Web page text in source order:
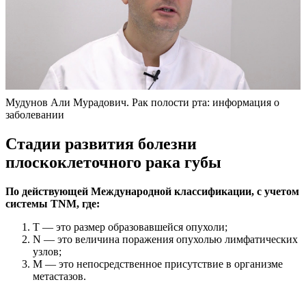
Мудунов Али Мурадович. Рак полости рта: информация о
заболевании
Стадии развития болезни
плоскоклеточного рака губы
По действующей Международной классификации, с учетом
системы TNM, где:
Т — это размер образовавшейся опухоли;
N — это величина поражения опухолью лимфатических
узлов;
M — это непосредственное присутствие в организме
метастазов.